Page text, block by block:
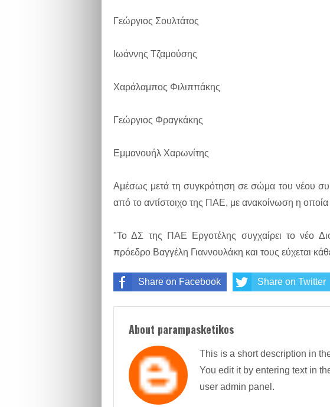
Γεώργιος Σουλτάτος
Ιωάννης Τζαμούσης
Χαράλαμπος Φιλιππάκης
Γεώργιος Φραγκάκης
Εμμανουήλ Χαρωνίτης
Αμέσως μετά τη συγκρότηση σε σώμα του νέου
από το αντίστοιχο της ΠΑΕ, με ανακοίνωση η οποία
"Το ΔΣ της ΠΑΕ Εργοτέλης συγχαίρει το νέο
πρόεδρο Βαγγέλη Γιαννουλάκη και τους εύχεται
Share on Facebook Share on Twitter
About parampasketikos
This is a short description in
You edit it by entering text in
user admin panel.